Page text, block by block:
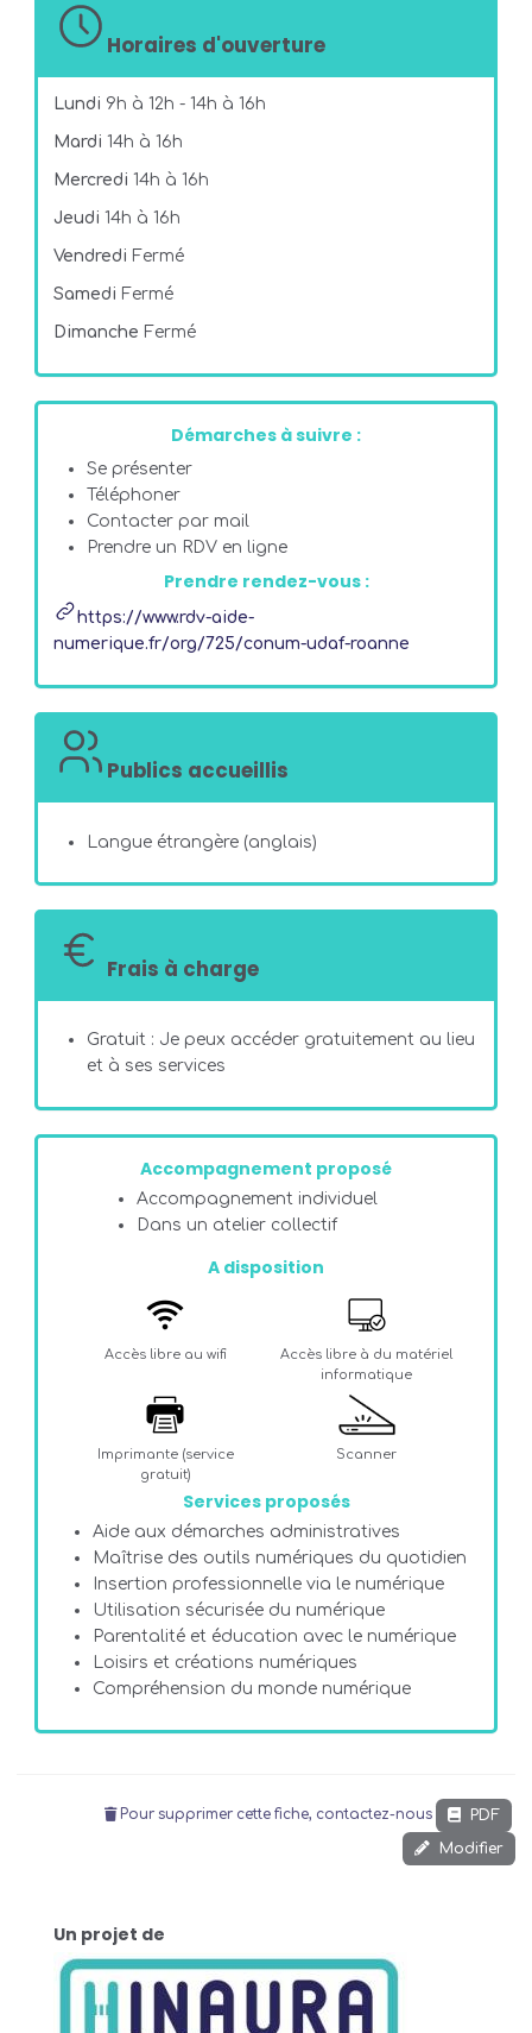
Horaires d'ouverture
Lundi 9h à 12h - 14h à 16h
Mardi 14h à 16h
Mercredi 14h à 16h
Jeudi 14h à 16h
Vendredi Fermé
Samedi Fermé
Dimanche Fermé
Démarches à suivre :
Se présenter
Téléphoner
Contacter par mail
Prendre un RDV en ligne
Prendre rendez-vous :
https://www.rdv-aide-
numerique.fr/org/725/conum-udaf-roanne
Publics accueillis
Langue étrangère (anglais)
Frais à charge
Gratuit : Je peux accéder gratuitement au lieu
et à ses services
Accompagnement proposé
Accompagnement individuel
Dans un atelier collectif
A disposition
Accès libre au wifi
Accès libre à du matériel
informatique
Imprimante (service
gratuit)
Scanner
Services proposés
Aide aux démarches administratives
Maîtrise des outils numériques du quotidien
Insertion professionnelle via le numérique
Utilisation sécurisée du numérique
Parentalité et éducation avec le numérique
Loisirs et créations numériques
Compréhension du monde numérique
Pour supprimer cette fiche, contactez-nous
PDF
Modifier
Un projet de